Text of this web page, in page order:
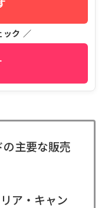
ック ／
の主要な販売
ア・キャン